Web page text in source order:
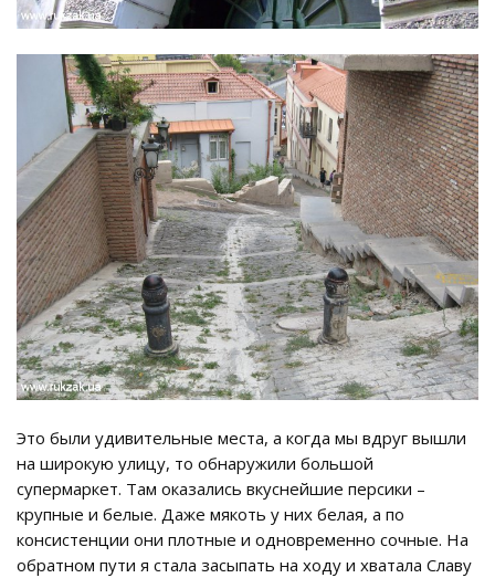
Это были удивительные места, а когда мы вдруг вышли
на широкую улицу, то обнаружили большой
супермаркет. Там оказались вкуснейшие персики –
крупные и белые. Даже мякоть у них белая, а по
консистенции они плотные и одновременно сочные. На
обратном пути я стала засыпать на ходу и хватала Славу